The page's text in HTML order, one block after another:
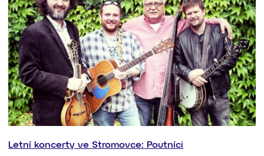
Letní koncerty ve Stromovce: Poutníci